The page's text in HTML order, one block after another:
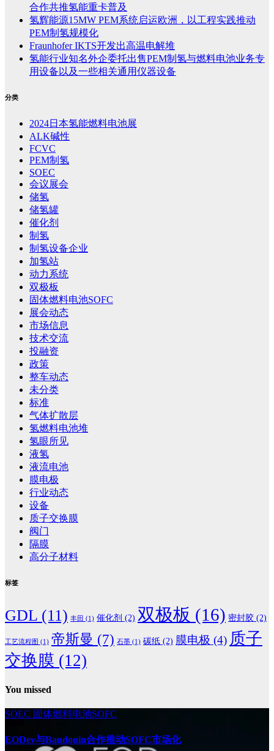
合作共推氢能重卡普及
氢辉能源15MW PEM系统启运欧洲，以工程实践推动
PEM制氢规模化
Fraunhofer IKTS开发出高温电解堆
氢能行业知名外企委托出售PEM制氢与燃料电池业务专
用设备以及一些相关通用仪器设备
分类
2024日本氢能燃料电池展
ALK碱性
FCVC
PEM制氢
SOEC
会议展会
储氢
储氢罐
催化剂
制氢
制氢设备企业
加氢站
动力系统
双极板
固体燃料电池SOFC
展会动态
市场信息
技术交流
投融资
政策
整车动态
未分类
标准
气体扩散层
氢燃料电池堆
氢眼所见
液氢
液流电池
膜电极
行业动态
设备
质子交换膜
阀门
隔膜
高分子材料
标签
GDL (11) 丰田 (1) 催化剂 (2) 双极板 (16) 密封胶 (2)
工艺流程图 (1) 帝斯曼 (7) 石墨 (1) 碳纸 (2) 膜电极 (4) 质子
交换膜 (12)
You missed
SOEC 固体燃料电池SOFC
EODev与Baudouin合作推动SOFC市场化